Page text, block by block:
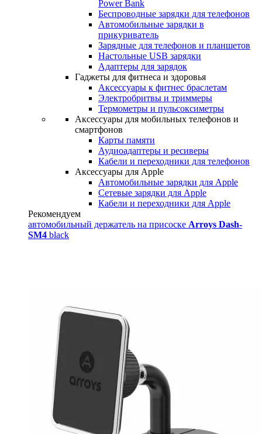
Power Bank
Беспроводные зарядки для телефонов
Автомобильные зарядки в
прикуриватель
Зарядные для телефонов и планшетов
Настольные USB зарядки
Адаптеры для зарядок
Гаджеты для фитнеса и здоровья
Аксессуары к фитнес браслетам
Электробритвы и триммеры
Термометры и пульсоксиметры
Аксессуары для мобильных телефонов и
смартфонов
Карты памяти
Аудиоадаптеры и ресиверы
Кабели и переходники для телефонов
Аксессуары для Apple
Автомобильные зарядки для Apple
Сетевые зарядки для Apple
Кабели и переходники для Apple
Рекомендуем
автомобильный держатель на присоске Arroys Dash-
SM4 black